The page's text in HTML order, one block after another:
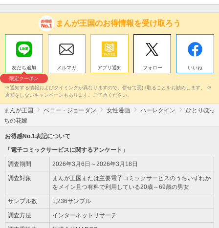
まんが王国のお得情報を受け取ろう
友だち追加
限定クーポン
メルマガ アプリ通知 フォロー いいね
※通知する情報およびタイミングが異なりますので、併せて受け取ることをお勧めします。 ※
通知をしないキャンペーンもあります。ご了承ください。
まんが王国 ペニー・ジョーダン 女性漫画 ハーレクイン
ひとりぼっ
ちの花嫁
お得感No.1表記について
「電子コミックサービスに関するアンケート」
調査期間 2026年3月6日～2026年3月18日
調査対象
まんが王国または主要電子コミックサービスのうちいずれか
をメイン且つ有料で利用している20歳～69歳の男女
サンプル数 1,236サンプル
調査方法 インターネットリサーチ